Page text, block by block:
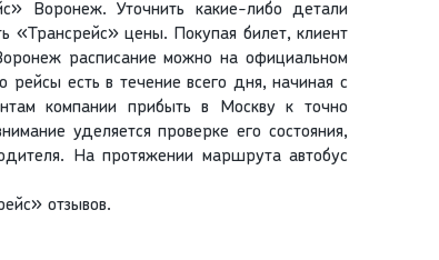
Воронеж. Уточнить какие-либо детали
«Трансрейс» цены. Покупая билет, клиент
расписание можно на официальном
рейсы есть в течение всего дня, начиная с
компании прибыть в Москву к точно
уделяется проверке его состояния,
На протяжении маршрута автобус
отзывов.